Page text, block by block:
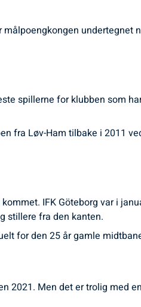
undertegnet
spillerne for klubben som
fra Løv-Ham tilbake i 2011
IFK Göteborg var i
stillere fra den kanten.
for den 25 år gamle
2021. Men det er trolig med